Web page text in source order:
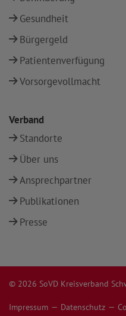
Gesundheit
Bürgergeld
Patientenverfügung
Vorsorgevollmacht
Verband
Standorte
Über uns
Ansprechpartner
Publikationen
Presse
© 2026 SoVD Kreisverband
Impressum Datenschutz